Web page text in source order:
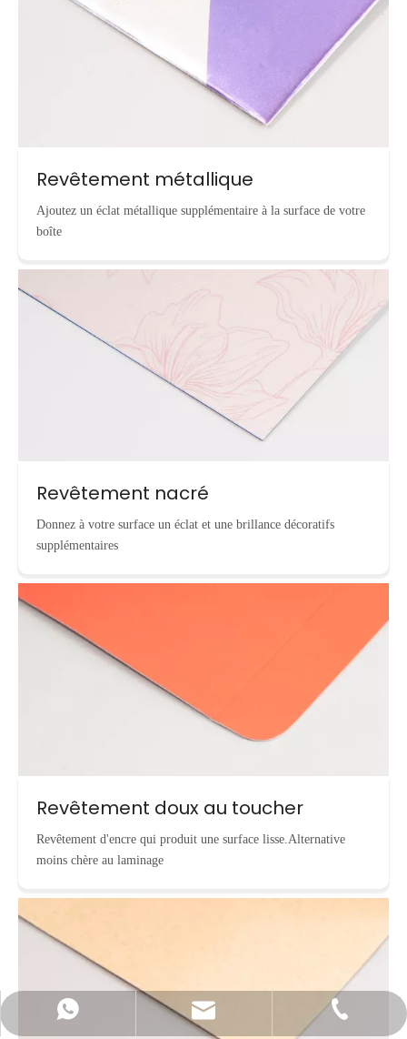
Revêtement métallique
Ajoutez un éclat métallique supplémentaire à la surface de votre
boîte
Revêtement nacré
Donnez à votre surface un éclat et une brillance décoratifs
supplémentaires
Revêtement doux au toucher
Revêtement d'encre qui produit une surface lisse.Alternative
moins chère au laminage
Contacter par WhatsApp
info@cnecopackaging.com
+86-15221732206